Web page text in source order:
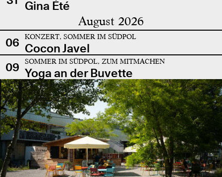
Gina Été
August 2026
06 KONZERT, SOMMER IM SÜDPOL
Cocon Javel
09
SOMMER IM SÜDPOL, ZUM MITMACHEN
Yoga an der Buvette